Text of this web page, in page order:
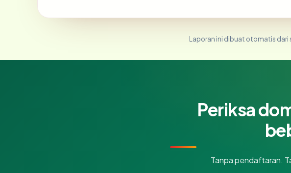
Laporan ini dibuat otomatis dari
Periksa
Tanpa pendaftaran.